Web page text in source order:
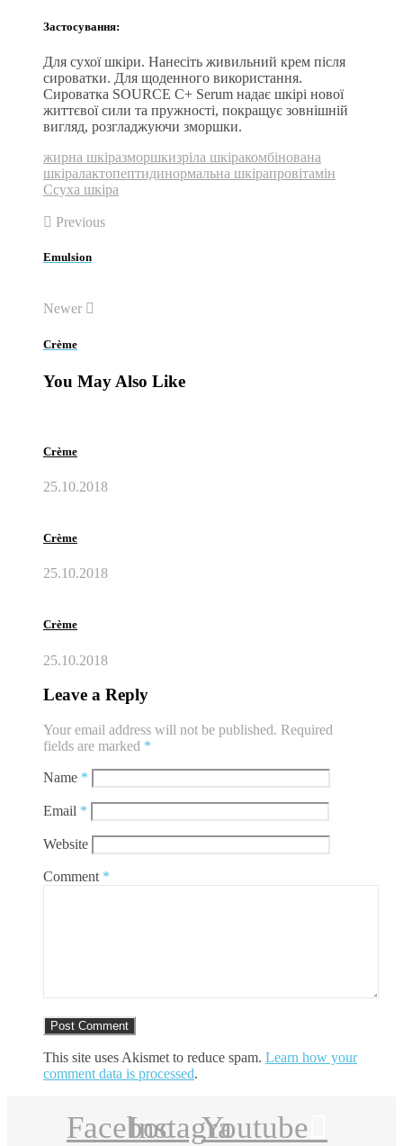
Застосування:
Для сухої шкіри. Нанесіть живильний крем після
сироватки. Для щоденного використання.
Сироватка SOURCE C+ Serum надає шкірі нової
життєвої сили та пружності, покращує зовнішній
вигляд, розгладжуючи зморшки.
жирна шкіразморшкизріла шкіракомбінована
шкіралактопептидинормальна шкірапровітамін
Cсуха шкіра
Previous
Emulsion
Newer
Crème
You May Also Like
Crème
25.10.2018
Crème
25.10.2018
Crème
25.10.2018
Leave a Reply
Your email address will not be published. Required
fields are marked *
Name *
Email *
Website
Comment *
This site uses Akismet to reduce spam. Learn how your
comment data is processed.
FacebookInstagramYoutube